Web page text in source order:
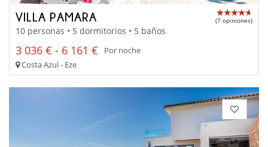
VILLA PAMARA (7 opiniones)
10 personas • 5 dormitorios • 5 baños
3 036 € - 6 161 €
Por noche
Costa Azul - Eze